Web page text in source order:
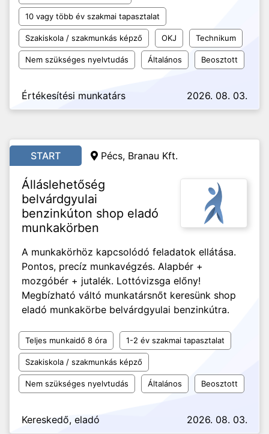
10 vagy több év szakmai tapasztalat
Szakiskola / szakmunkás képző OKJ Technikum
Nem szükséges nyelvtudás Általános Beosztott
Értékesítési munkatárs 2026. 08. 03.
START Pécs, Branau Kft.
Álláslehetőség
belvárdgyulai
benzinkúton shop eladó
munkakörben
A munkakörhöz kapcsolódó feladatok ellátása.
Pontos, precíz munkavégzés. Alapbér +
mozgóbér + jutalék. Lottóvizsga előny!
Megbízható váltó munkatársnőt keresünk shop
eladó munkakörbe belvárdgyulai benzinkútra.
Teljes munkaidő 8 óra 1-2 év szakmai tapasztalat
Szakiskola / szakmunkás képző
Nem szükséges nyelvtudás Általános Beosztott
Kereskedő, eladó 2026. 08. 03.